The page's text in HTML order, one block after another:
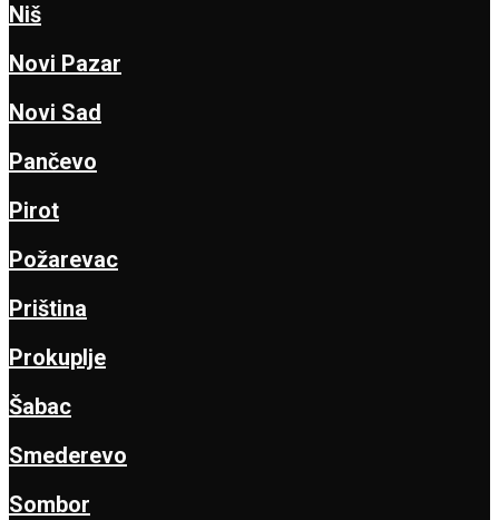
Niš
Novi Pazar
Novi Sad
Pančevo
Pirot
Požarevac
Priština
Prokuplje
Šabac
Smederevo
Sombor